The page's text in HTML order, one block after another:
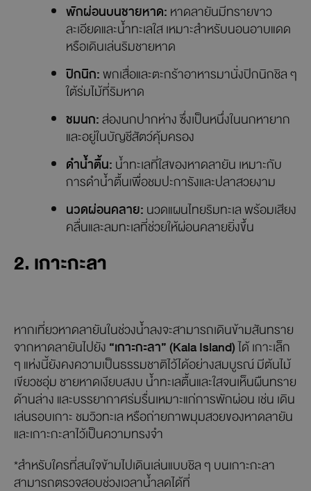
พักผ่อนบนชายหาด: หาดลายันมีทรายขาว
ละเอียดและน้ำทะเลใส เหมาะสำหรับนอนอาบแดด
หรือเดินเล่นริมชายหาด
ปิกนิก:พกเสื่อและตะกร้าอาหารมานั่งปิกนิกชิล ๆ
ใต้ร่มไม้ที่ริมหาด
ชมนก:ส่องนกปากห่าง ซึ่งเป็นหนึ่งในนกหายาก
และอยู่ในบัญชีสัตว์คุ้มครอง
ดำน้ำตื้น: น้ำทะเลที่ใสของหาดลายัน เหมาะกับ
การดำน้ำตื้นเพื่อชมปะการังและปลาสวยงาม
นวดผ่อนคลาย: นวดแผนไทยริมทะเล พร้อมเสียง
คลื่นและลมทะเลที่ช่วยให้ผ่อนคลายยิ่งขึ้น
2. เกาะกะลา
หากเที่ยวหาดลายันในช่วงน้ำลงจะสามารถเดินข้ามสันทราย
จากหาดลายันไปยัง“เกาะกะลา” (Kala Island)